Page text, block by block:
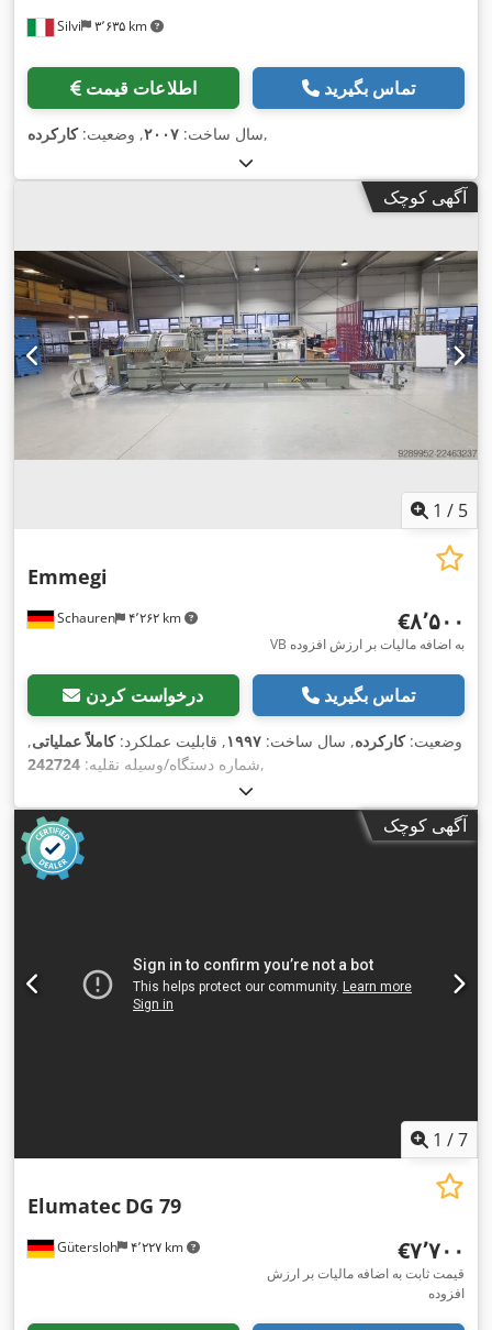
Silvi ۳٬۶۳۵ km
اطلاعات قیمت تماس بگیرید
سال ساخت: ۲۰۰۷, وضعیت:کارکرده ,
آگهی کوچک
1 / 5
Schauren ۴٬۲۶۲ km
Emmegi
‎€۸٬۵۰۰
VB به اضافه مالیات بر ارزش افزوده
درخواست کردن تماس بگیرید
وضعیت:کارکرده, سال ساخت: ۱۹۹۷, قابلیت عملکرد:کاملاً عملیاتی,
شماره دستگاه/وسیله نقلیه: 242724 ,
آگهی کوچک
1 /7
Gütersloh ۴٬۲۲۷ km
Elumatec DG 79
‎€۷٬۷۰۰
قیمت ثابت به اضافه مالیات بر ارزش
افزوده